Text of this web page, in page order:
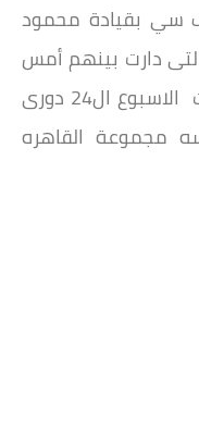
بقيادة محمود
دارت بينهم أمس
على ملعب بهتيم ضمن منافسات الاسبوع ال24 دورى
مجموعة القاهره